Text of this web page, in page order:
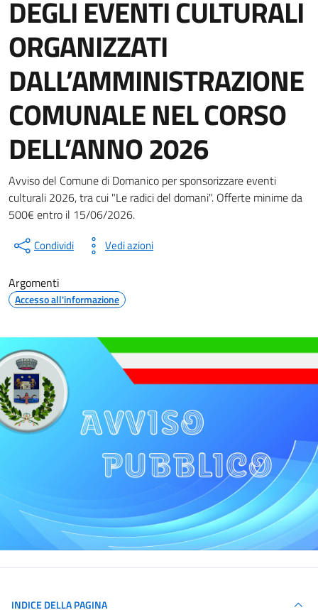
DEGLI EVENTI CULTURALI
ORGANIZZATI
DALL’AMMINISTRAZIONE
COMUNALE NEL CORSO
DELL’ANNO 2026
Dettagli del documento
Avviso del Comune di Domanico per sponsorizzare eventi
culturali 2026, tra cui "Le radici del domani". Offerte minime da
500€ entro il 15/06/2026.
Condividi Vedi azioni
Argomenti
Accesso all'informazione
INDICE DELLA PAGINA